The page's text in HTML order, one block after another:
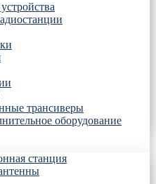
трансиверы
оборудование
станция